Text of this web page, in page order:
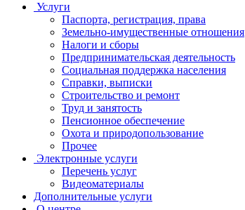
Услуги
Паспорта, регистрация, права
Земельно-имущественные отношения
Налоги и сборы
Предпринимательская деятельность
Социальная поддержка населения
Справки, выписки
Строительство и ремонт
Труд и занятость
Пенсионное обеспечение
Охота и природопользование
Прочее
Электронные услуги
Перечень услуг
Видеоматериалы
Дополнительные услуги